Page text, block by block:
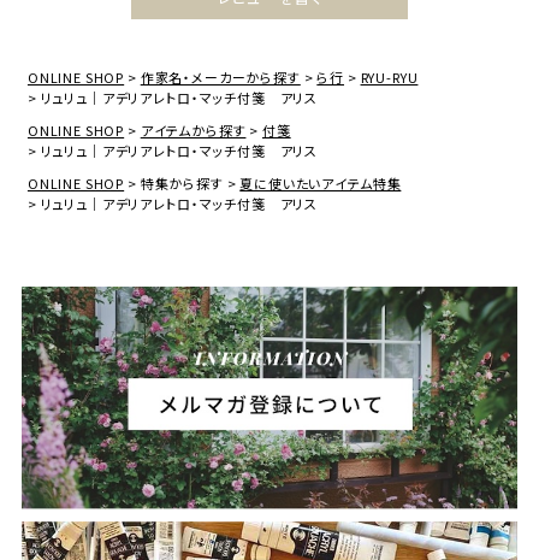
ONLINE SHOP 作家名・メーカーから探す ら行
RYU-RYU
リュリュ｜アデリアレトロ・マッチ付箋 アリス
ONLINE SHOP
アイテムから探す
付箋
リュリュ｜アデリアレトロ・マッチ付箋 アリス
ONLINE SHOP
特集から探す
夏に使いたいアイテム特集
リュリュ｜アデリアレトロ・マッチ付箋 アリス